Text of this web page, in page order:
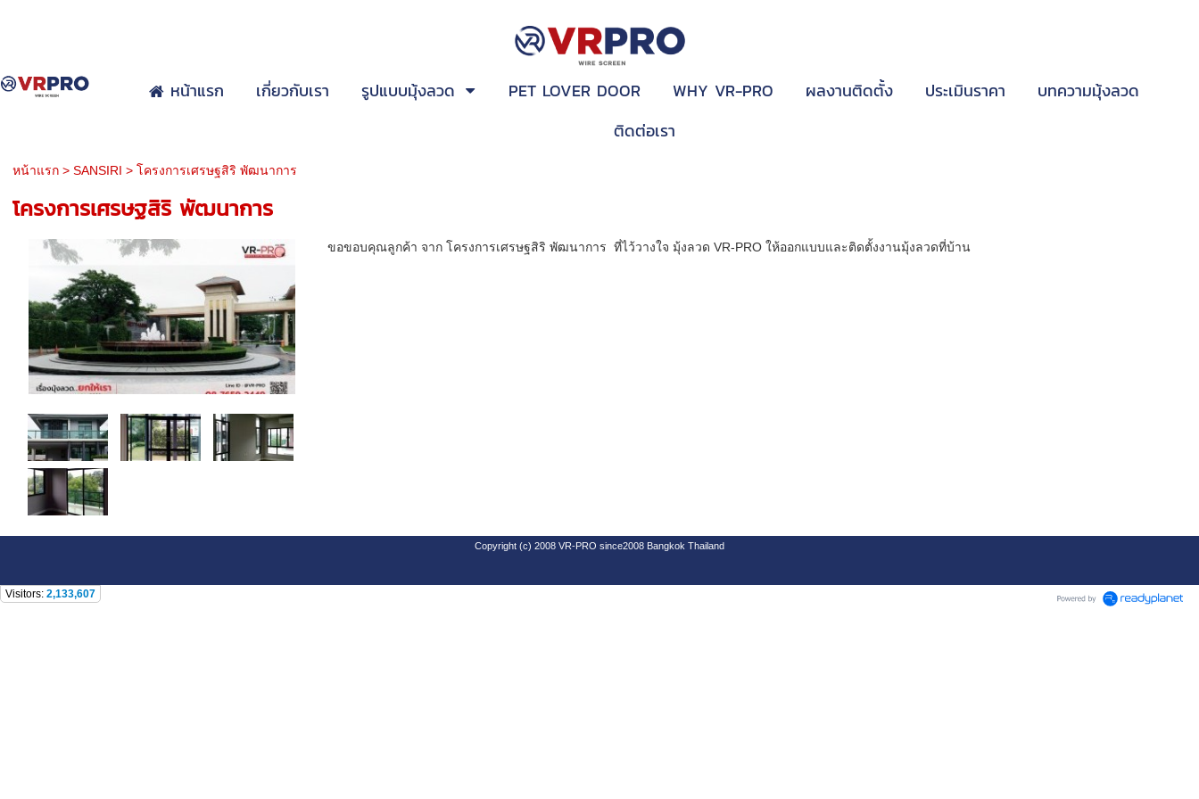
หน้าแรก เกี่ยวกับเรา รูปแบบมุ้งลวด PET LOVER DOOR WHY VR-PRO ผลงานติดตั้ง ประเมินราคา
บทความมุ้งลวด
ติดต่อเรา
หน้าแรก> SANSIRI > โครงการเศรษฐสิริ พัฒนาการ
โครงการเศรษฐสิริ พัฒนาการ
ขอขอบคุณลูกค้า จาก โครงการเศรษฐสิริ พัฒนาการ ที่ไว้วางใจ มุ้งลวด VR-PRO ให้ออกแบบและติดตั้งงานมุ้งลวดที่บ้าน
Copyright (c) 2008 VR-PRO since2008 Bangkok Thailand
Visitors: 2,133,607